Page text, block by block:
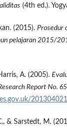
(4th ed.).
(2015). Prosedur
pelajaran 2015/
A. (2005).
Report No.
& Sarstedt, M.